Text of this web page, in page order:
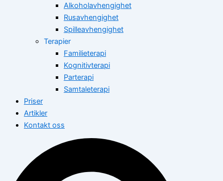
Alkoholavhengighet
Rusavhengighet
Spilleavhengighet
Terapier
Familieterapi
Kognitivterapi
Parterapi
Samtaleterapi
Priser
Artikler
Kontakt oss